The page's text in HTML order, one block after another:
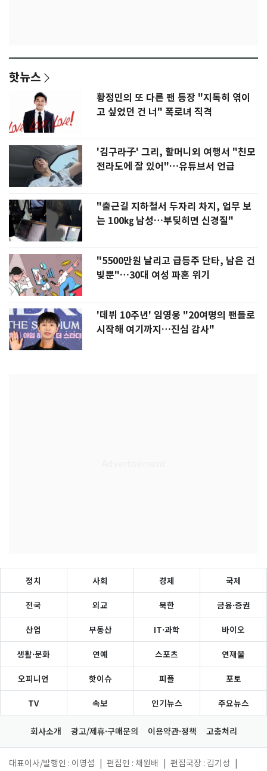
핫뉴스
황정민의 또 다른 팬 등장 "지독히 엮이
고 싶었던 건 너" 폭로녀 직격
'김구라子' 그리, 할머니외 여행서 "친모
전라도에 잘 있어"…유튜브서 언급
"출근길 지하철서 두자리 차지, 업무 보
는 100㎏ 남성…부딪히면 신경질"
"5500만원 날리고 급등주 단타, 남은 건
빚뿐"…30대 여성 파혼 위기
'데뷔 10주년' 임영웅 "20여명의 팬들로
시작해 여기까지…진심 감사"
정치 사회 경제 국제
전국 외교 북한 금융·증권
산업 부동산 IT·과학 바이오
생활·문화 연예 스포츠 연재물
오피니언 핫이슈 피플 포토
TV 속보 인기뉴스 주요뉴스
회사소개 광고/제휴·구매문의 이용약관·정책 고충처리
대표이사/발행인 : 이영섭 편집인 : 채원배 편집국장 : 김기성